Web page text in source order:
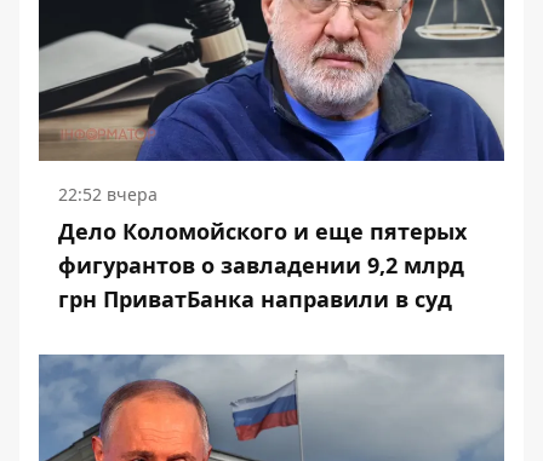
22:52 вчера
Дело Коломойского и еще пятерых
фигурантов о завладении 9,2 млрд
грн ПриватБанка направили в суд